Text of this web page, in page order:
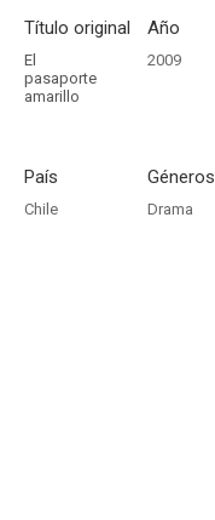
Título original
El
pasaporte
amarillo
Año
2009
País
Chile
Géneros
Drama